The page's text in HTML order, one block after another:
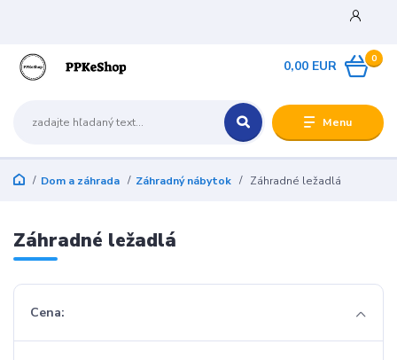
Menu
0
0,00 EUR
Dom a záhrada Záhradný nábytok Záhradné ležadlá
Záhradné ležadlá
Cena: